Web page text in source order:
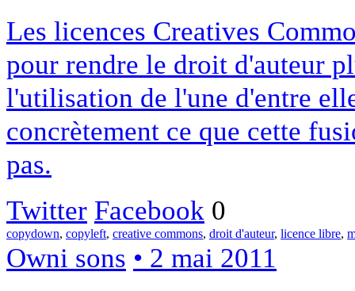
Les licences Creatives
pour rendre le droit d'auteur
l'utilisation de l'une d'entre
concrètement ce que cette
pas.
Twitter Facebook 0
copydown, copyleft, creative commons, droit d'auteur, licence libre,
Owni sons • 2 mai 2011